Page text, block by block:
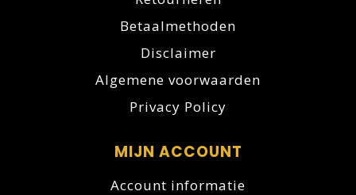
Betaalmethoden
Disclaimer
Algemene voorwaarden
Privacy Policy
MIJN ACCOUNT
Account informatie